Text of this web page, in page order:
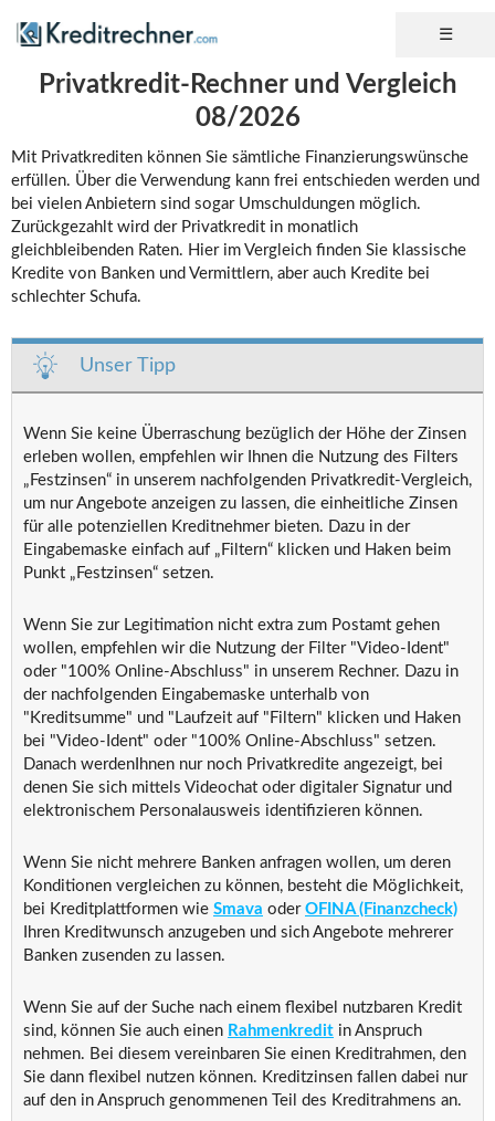
Privatkredit-Rechner und Vergleich
08/2026
Mit Privatkrediten können Sie sämtliche Finanzierungswünsche
erfüllen. Über die Verwendung kann frei entschieden werden und
bei vielen Anbietern sind sogar Umschuldungen möglich.
Zurückgezahlt wird der Privatkredit in monatlich
gleichbleibenden Raten. Hier im Vergleich finden Sie klassische
Kredite von Banken und Vermittlern, aber auch Kredite bei
schlechter Schufa.
Unser Tipp
Wenn Sie keine Überraschung bezüglich der Höhe der Zinsen
erleben wollen, empfehlen wir Ihnen die Nutzung des Filters
„Festzinsen“ in unserem nachfolgenden Privatkredit-Vergleich,
um nur Angebote anzeigen zu lassen, die einheitliche Zinsen
für alle potenziellen Kreditnehmer bieten. Dazu in der
Eingabemaske einfach auf „Filtern“ klicken und Haken beim
Punkt „Festzinsen“ setzen.
Wenn Sie zur Legitimation nicht extra zum Postamt gehen
wollen, empfehlen wir die Nutzung der Filter "Video-Ident"
oder "100% Online-Abschluss" in unserem Rechner. Dazu in
der nachfolgenden Eingabemaske unterhalb von
"Kreditsumme" und "Laufzeit auf "Filtern" klicken und Haken
bei "Video-Ident" oder "100% Online-Abschluss" setzen.
Danach werdenIhnen nur noch Privatkredite angezeigt, bei
denen Sie sich mittels Videochat oder digitaler Signatur und
elektronischem Personalausweis identifizieren können.
Wenn Sie nicht mehrere Banken anfragen wollen, um deren
Konditionen vergleichen zu können, besteht die Möglichkeit,
bei Kreditplattformen wie Smava oder OFINA (Finanzcheck)
Ihren Kreditwunsch anzugeben und sich Angebote mehrerer
Banken zusenden zu lassen.
Wenn Sie auf der Suche nach einem flexibel nutzbaren Kredit
sind, können Sie auch einen Rahmenkredit in Anspruch
nehmen. Bei diesem vereinbaren Sie einen Kreditrahmen, den
Sie dann flexibel nutzen können. Kreditzinsen fallen dabei nur
auf den in Anspruch genommenen Teil des Kreditrahmens an.